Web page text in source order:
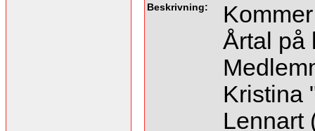
Beskrivning:
Årtal på
Kristina
Lennart